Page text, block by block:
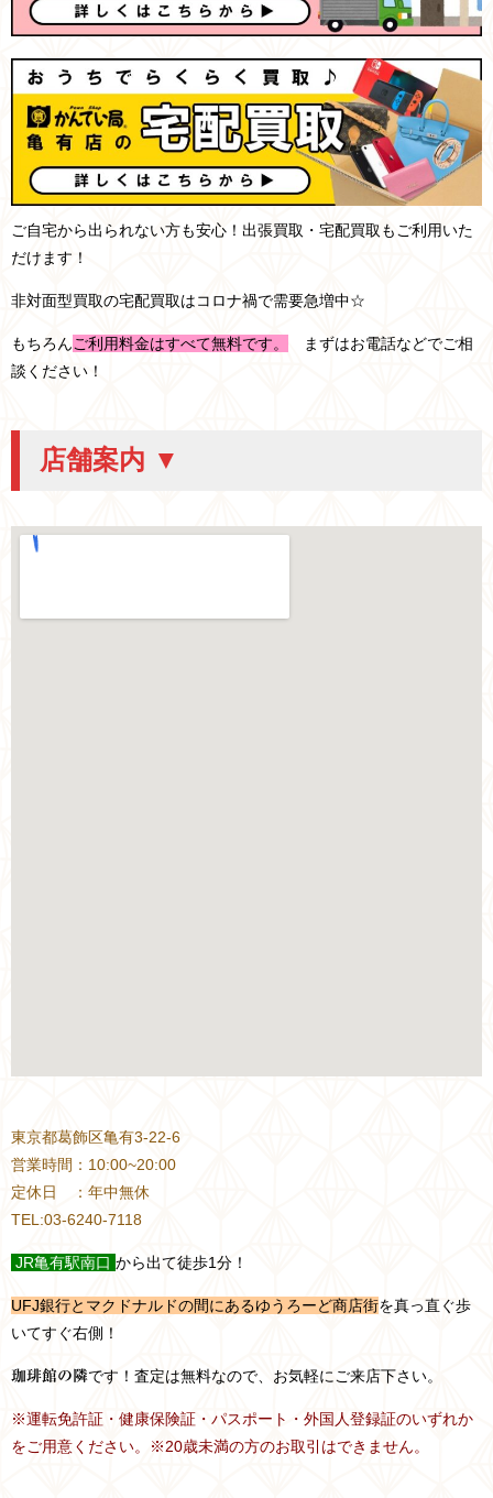
ご自宅から出られない方も安心！出張買取・宅配買取もご利用いた
だけます！
非対面型買取の宅配買取はコロナ禍で需要急増中☆
もちろんご利用料金はすべて無料です。
まずはお電話などでご相
談ください！
店舗案内 ▼
東京都葛飾区亀有3-22-6
営業時間：10:00~20:00
定休日 ：年中無休
TEL:03-6240-7118
JR亀有駅南口 から出て徒歩1分！
UFJ銀行とマクドナルドの間にあるゆうろーど商店街を真っ直ぐ歩
いてすぐ右側！
珈琲館の隣です！査定は無料なので、お気軽にご来店下さい。
※運転免許証・健康保険証・パスポート・外国人登録証のいずれか
をご用意ください。※20歳未満の方のお取引はできません。